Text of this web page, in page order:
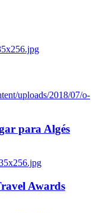
uploads/2018/07/o-
para Algés
Awards